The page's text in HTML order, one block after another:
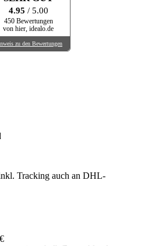
4.95 / 5.00
450 Bewertungen
von hier, idealo.de
zu den Bewertungen
Tracking auch an DHL-